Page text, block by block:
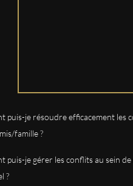
MADO
Directe Ne tourne pas
puis-je résoudre efficacement les
famille ?
puis-je gérer les conflits au sein
?